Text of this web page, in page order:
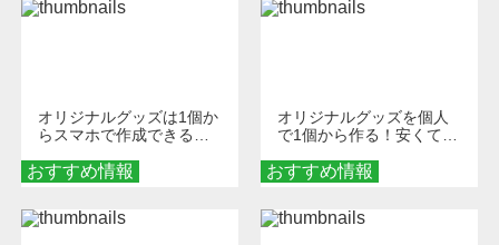
おすすめ情報
オリジナルグッズは1個か
らスマホで作成できる！
くなる巾着＆ポーチ活用
術
おすすめ情報
オリジナルグッズを個人
で1個から作る！安くて簡
秘訣